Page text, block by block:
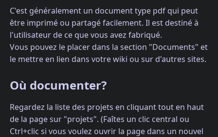
C'est généralement un document type pdf qui peut
être imprimé ou partagé facilement. Il est destiné à
l'utilisateur de ce que vous avez fabriqué.
Vous pouvez le placer dans la section "Documents" et
le mettre en lien dans votre wiki ou sur d'autres sites.
Où documenter?
Regardez la liste des projets en cliquant tout en haut
de la page sur "projets". (Faîtes un clic central ou
Ctrl+clic si vous voulez ouvrir la page dans un nouvel